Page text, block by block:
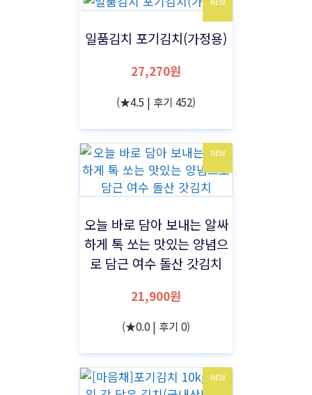
일품김치 포기김치(가정용)
27,270원
(★4.5 | 후기 452)
NEW
오늘 바로 담아 보내는 알싸
하게 톡 쏘는 맛있는 양념으
로 담근 여수 돌산 갓김치
21,900원
(★0.0 | 후기 0)
NEW